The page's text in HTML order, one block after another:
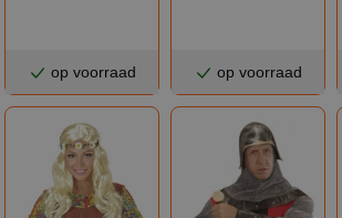
op voorraad op voorraad